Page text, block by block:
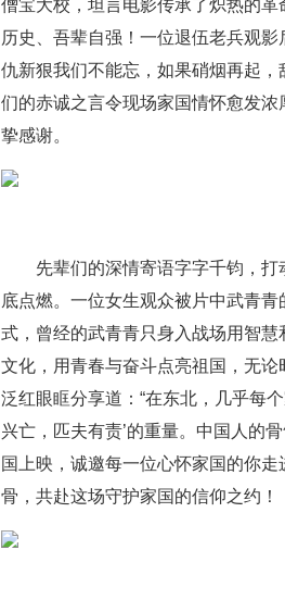
僧宝大校，坦言电影传承了炽热的
历史、吾辈自强！一位退伍老兵观
仇新狠我们不能忘，如果硝烟再起
们的赤诚之言令现场家国情怀愈发
挚感谢。
先辈们的深情寄语字字千钧，
底点燃。一位女生观众被片中武青
式，曾经的武青青只身入战场用智
文化，用青春与奋斗点亮祖国，无
泛红眼眶分享道：“在东北，几乎每
兴亡，匹夫有责’的重量。中国人的
国上映，诚邀每一位心怀家国的你
骨，共赴这场守护家国的信仰之约！